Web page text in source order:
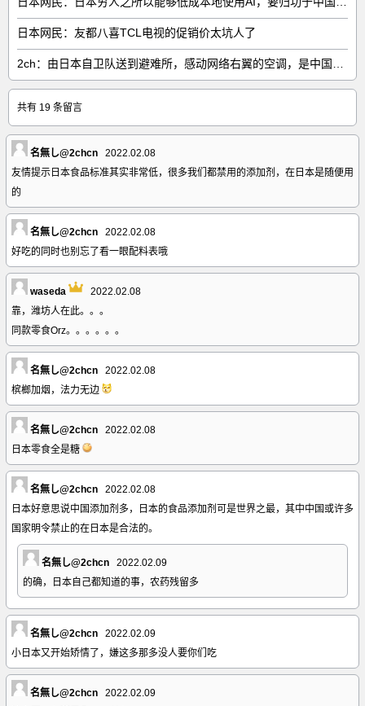
日本网民：友都八喜TCL电视的促销价太坑人了
共有 19 条留言
名無し@2chcn
2022.02.08
友情提示日本食品标准其实非常低，很多我们都禁用的添加剂，在日本是随便用
的
名無し@2chcn
2022.02.08
好吃的同时也别忘了看一眼配料表哦
waseda
2022.02.08
靠，潍坊人在此。。。
同款零食Orz。。。。。。
名無し@2chcn
2022.02.08
槟榔加烟，法力无边
名無し@2chcn
2022.02.08
日本零食全是糖
名無し@2chcn
2022.02.08
日本好意思说中国添加剂多，日本的食品添加剂可是世界之最，其中中国或许多
国家明令禁止的在日本是合法的。
名無し@2chcn
2022.02.09
的确，日本自己都知道的事，农药残留多
名無し@2chcn
2022.02.09
小日本又开始矫情了，嫌这多那多没人要你们吃
名無し@2chcn
2022.02.09